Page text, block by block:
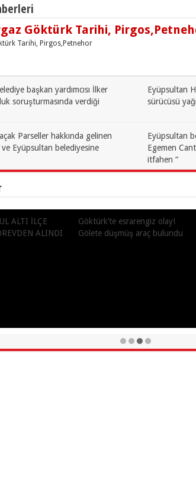
Göktürk Tarihi,
Tarihi, Pirgos,Petnehor
başkan yardımcısı İlker
soruşturmasında verdiği
Eyüpsultan
sürücüsü
Parseller hakkında gelinen
Eyüpsultan belediyesine
Eyüpsultan
Egemen
itfahen “
ALTI İLÇE
ALINDI
Göktürk’te esrarengiz olay!
Gölete düşmüş araç bulundu